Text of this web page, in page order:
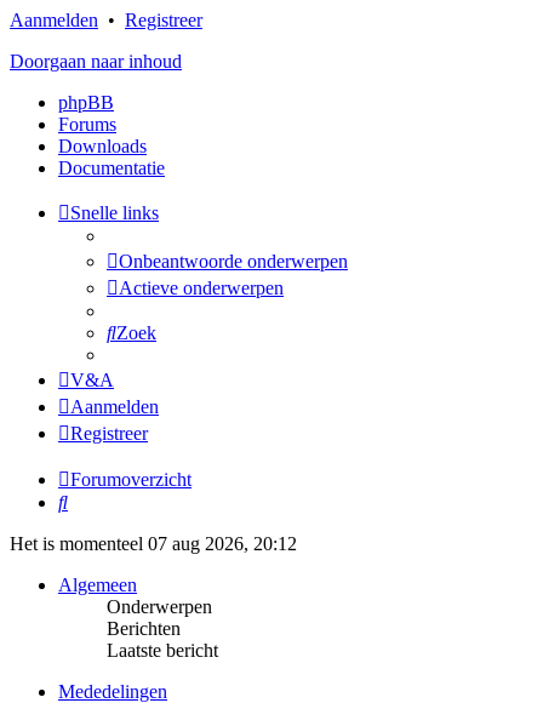
Aanmelden • Registreer
Doorgaan naar inhoud
phpBB
Forums
Downloads
Documentatie
Snelle links
Onbeantwoorde onderwerpen
Actieve onderwerpen
Zoek
V&A
Aanmelden
Registreer
Forumoverzicht
Zoek
Het is momenteel 07 aug 2026, 20:12
Algemeen
Onderwerpen
Berichten
Laatste bericht
Mededelingen